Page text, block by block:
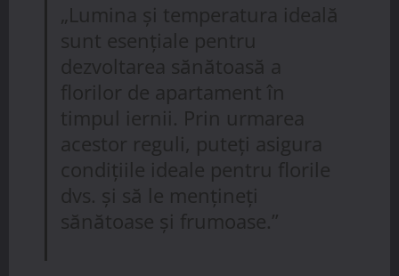
„Lumina și temperatura ideală
sunt esențiale pentru
dezvoltarea sănătoasă a
florilor de apartament în
timpul iernii. Prin urmarea
acestor reguli, puteți asigura
condițiile ideale pentru florile
dvs. și să le mențineți
sănătoase și frumoase.”